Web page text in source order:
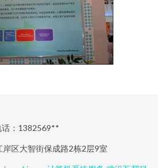
话：1382569**
岸区大智街保成路2栋2层9室